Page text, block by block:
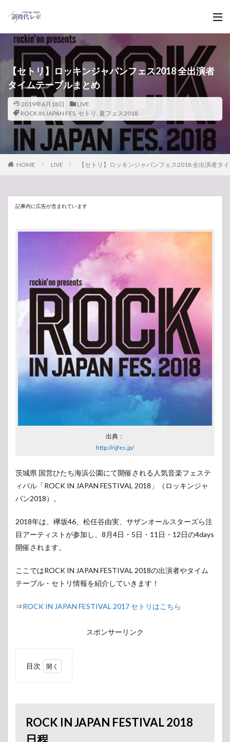
【セトリ】ロッキンジャパンフェス2018 全出演者
タイムテーブルまとめ
2019年6月18日
LIVE
ROCK IN JAPAN FES, セトリ , 夏フェス2018
HOME LIVE 【セトリ】ロッキンジャパンフェス2018 全出演者タ
記事内に広告が含まれています
出典：
http://rijfes.jp/
茨城県 国営ひたち海浜公園にて開催される人気音楽フェステ
ィバル「ROCK IN JAPAN FESTIVAL 2018」（ロッキンジャ
パン2018）。
2018年は、欅坂46、松任谷由実、サザンオールスターズら注
目アーティストが参加し、8月4日・5日・11日・12日の4days
開催されます。
ここではROCK IN JAPAN FESTIVAL 2018の出演者やタイム
テーブル・セトリ情報を紹介していきます！
⇒ROCK IN JAPAN FESTIVAL 2017 セトリはこちら
スポンサーリンク
目次
2018 日
程
ROCK IN JAPAN FESTIVAL 2018
日程